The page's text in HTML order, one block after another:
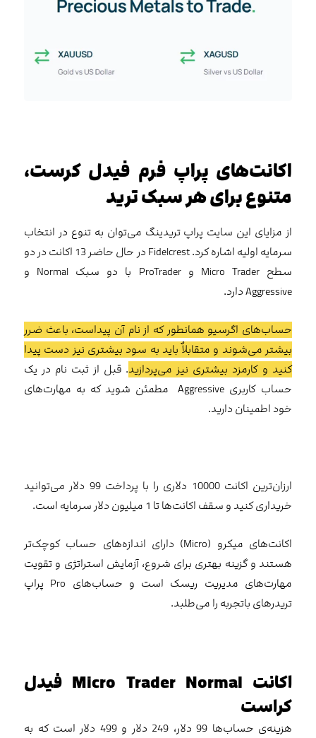
اکانت‌های پراپ فرم فیدل کرست،
متنوع برای هر سبک ترید
از مزایای این سایت پراپ تریدینگ می‌توان به تنوع در انتخاب
سرمایه اولیه اشاره کرد. Fidelcrest در حال حاضر 13 اکانت در دو
سطح Micro Trader و ProTrader با دو سبک Normal و
Aggressive دارد.
حساب‌های اگرسیو همانطور که از نام آن پیداست، باعث ضرر
بیشتر می‌شوند و متقابلاٌ باید به سود بیشتری نیز دست پیدا
کنید و کارمزد بیشتری نیز می‌پردازید. قبل از ثبت نام در یک
حساب کاربری Aggressive مطمئن شوید که به مهارت‌های
خود اطمینان دارید.
ارزان‌ترین اکانت 10000 دلاری را با پرداخت 99 دلار می‌توانید
خریداری کنید و سقف اکانت‌ها تا 1 میلیون دلار سرمایه است.
اکانت‌های میکرو (Micro) دارای اندازه‌های حساب کوچک‌تر
هستند و گزینه بهتری برای شروع، آزمایش استراتژی و تقویت
مهارت‌های مدیریت ریسک است و حساب‌های Pro پراپ
تریدرهای باتجربه را می‌طلبد.
اکانت Micro Trader Normal فیدل
کراست
هزینه‌ی حساب‌ها 99 دلار، 249 دلار و 499 دلار است که به